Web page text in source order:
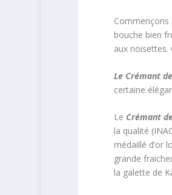
Commençons
bouche bien
aux noisettes.
Le Crémant
certaine
Le Crémant
la qualité
médaillé d’or
grande
la galette de